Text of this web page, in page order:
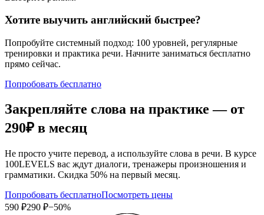
Хотите выучить английский быстрее?
Попробуйте системный подход: 100 уровней, регулярные
тренировки и практика речи. Начните заниматься бесплатно
прямо сейчас.
Попробовать бесплатно
Закрепляйте слова на практике — от
290₽ в месяц
Не просто учите перевод, а используйте слова в речи. В курсе
100LEVELS вас ждут диалоги, тренажеры произношения и
грамматики. Скидка 50% на первый месяц.
Попробовать бесплатноПосмотреть цены
590 ₽290 ₽−50%